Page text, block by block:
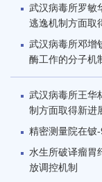
武汉病毒所罗敏
逃逸机制方面取
武汉病毒所邓增
酶工作的分子机
武汉病毒所王华
制方面取得新进
精密测量院在铍
水生所破译瘤胃
放调控机制